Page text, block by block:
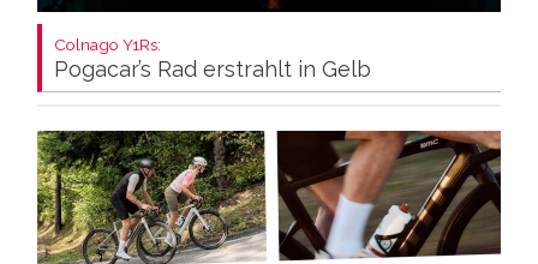
Colnago Y1Rs:
Pogacar’s Rad erstrahlt in Gelb